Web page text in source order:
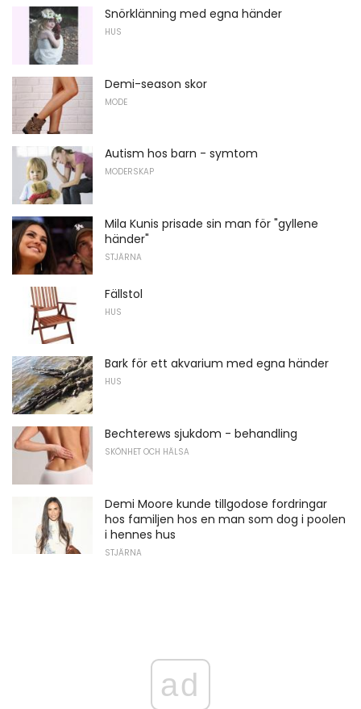
Snörklänning med egna händer
HUS
Demi-season skor
MODE
Autism hos barn - symtom
MODERSKAP
Mila Kunis prisade sin man för "gyllene
händer"
STJÄRNA
Fällstol
HUS
Bark för ett akvarium med egna händer
HUS
Bechterews sjukdom - behandling
SKÖNHET OCH HÄLSA
Demi Moore kunde tillgodose fordringar
hos familjen hos en man som dog i poolen
i hennes hus
STJÄRNA
ad